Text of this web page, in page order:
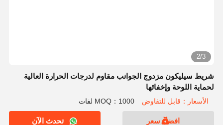
2/3
شريط سيليكون مزدوج الجوانب مقاوم لدرجات الحرارة العالية
لحماية اللوحة وإخفائها
الأسعار：قابل للتفاوض MOQ：1000 لفات
افضل سعر تحدث الآن